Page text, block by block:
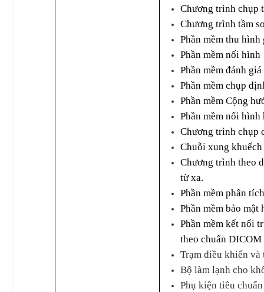
Chương trình chụp
Chương trình tầm
Phần mềm thu
Phần mềm nối hình
Phần mềm đánh
Phần mềm chụp
Phần mềm Cộng
Phần mềm nối
Chương trình chụp
Chuỗi xung khuếch
Chương trình theo
từ xa.
Phần mềm phân
Phần mềm bảo mật
Phần mềm kết nối
theo chuẩn DICOM
Trạm điều khiển và
Bộ làm lạnh cho
Phụ kiện tiêu chuẩn